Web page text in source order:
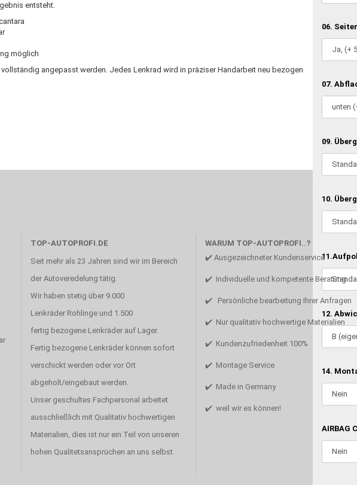
06.
07.
09.
10.
12.
14.
AIRBAG
entsteht.
möglich
angepasst werden. Jedes Lenkrad wird in präziser Handarbeit neu bezogen
wir uns in erste Linie mit unserer Erfahrung. Um ein bestmögliches Ergebnis zu erzielen,
TOP-AUTOPROFI.DE
Seit mehr als 23 Jahren sind wir im Bereich
der Autoveredelung tätig.
Wir haben stetig über 9.000
Lenkräder Rohlinge und 1.500
fertig bezogene Lenkräder auf Lager.
Fertig bezogene Lenkräder können sofort
verschickt werden oder vor Ort
abgeholt/eingebaut werden.
Unser geschultes Fachpersonal arbeitet
ausschließlich mit Qualitativ hochwertigen
Materialien, dies ist nur ein Teil von unseren
hohen Qualitetsansprüchen an uns selbst.
WARUM TOP-AUTOPROFI..?
✔️ Ausgezeichneter Kundenservice
✔️ Individuelle und kompetente Beratung
✔️ Persönliche bearbeitung Ihrer Anfragen
✔️ Nur qualitativ hochwertige Materialien
✔️ Kundenzufriedenheit 100%
✔️ Montage Service
✔️ Made in Germany
✔️ weil wir es können!